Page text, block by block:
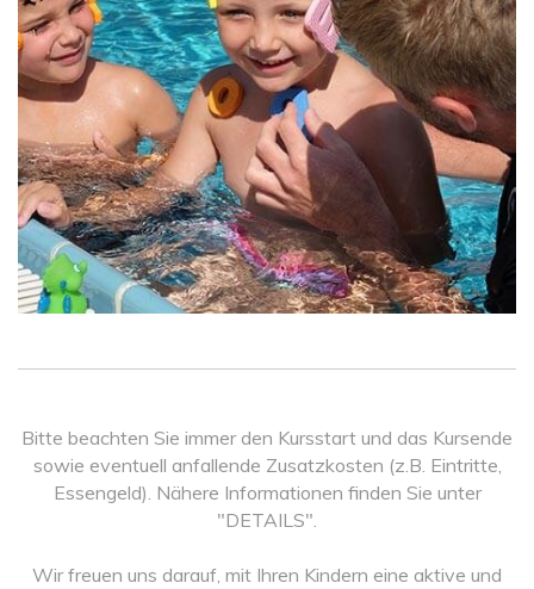
Bitte beachten Sie immer den Kursstart und das Kursende
sowie eventuell anfallende Zusatzkosten (z.B. Eintritte,
Essengeld). Nähere Informationen finden Sie unter
"DETAILS".
Wir freuen uns darauf, mit Ihren Kindern eine aktive und